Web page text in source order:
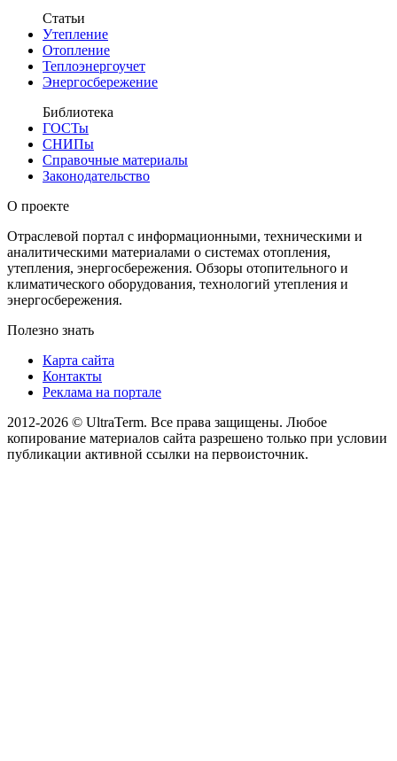
Статьи
Утепление
Отопление
Теплоэнергоучет
Энергосбережение
Библиотека
ГОСТы
СНИПы
Справочные материалы
Законодательство
О проекте
Отраслевой портал с информационными, техническими и
аналитическими материалами о системах отопления,
утепления, энергосбережения. Обзоры отопительного и
климатического оборудования, технологий утепления и
энергосбережения.
Полезно знать
Карта сайта
Контакты
Реклама на портале
2012-2026 © UltraTerm. Все права защищены. Любое
копирование материалов сайта разрешено только при условии
публикации активной ссылки на первоисточник.